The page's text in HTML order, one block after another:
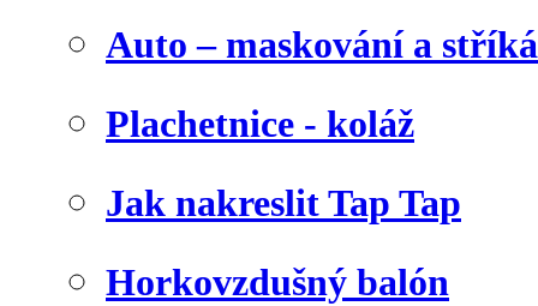
Auto – maskování a
Plachetnice - koláž
Jak nakreslit Tap Tap
Horkovzdušný balón